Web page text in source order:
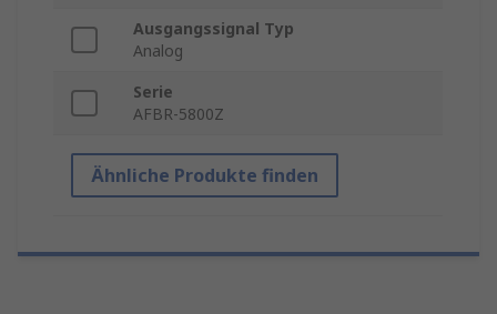
Ausgangssignal Typ
Analog
Serie
AFBR-5800Z
Ähnliche Produkte finden